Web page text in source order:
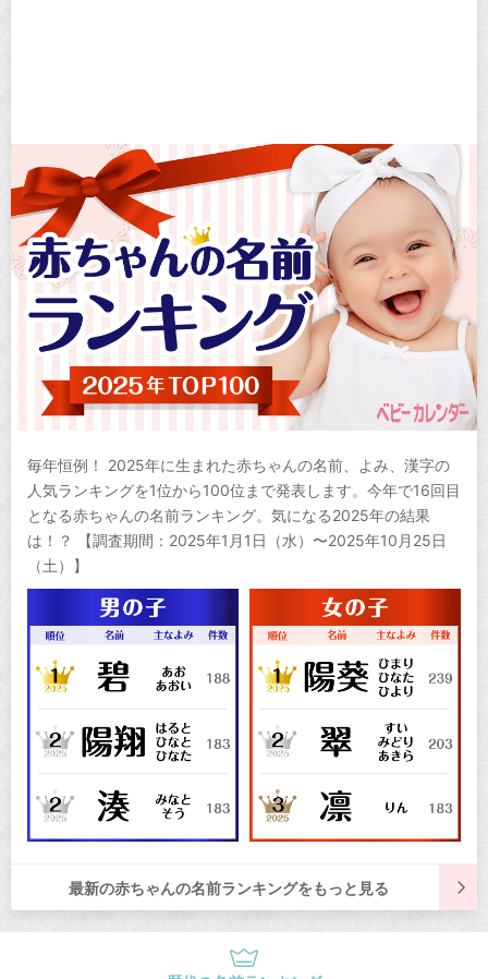
毎年恒例！ 2025年に生まれた赤ちゃんの名前、よみ、漢字の
人気ランキングを1位から100位まで発表します。今年で16回目
となる赤ちゃんの名前ランキング。気になる2025年の結果
は！？ 【調査期間：2025年1月1日（水）〜2025年10月25日
（土）】
最新の赤ちゃんの名前ランキングをもっと見る